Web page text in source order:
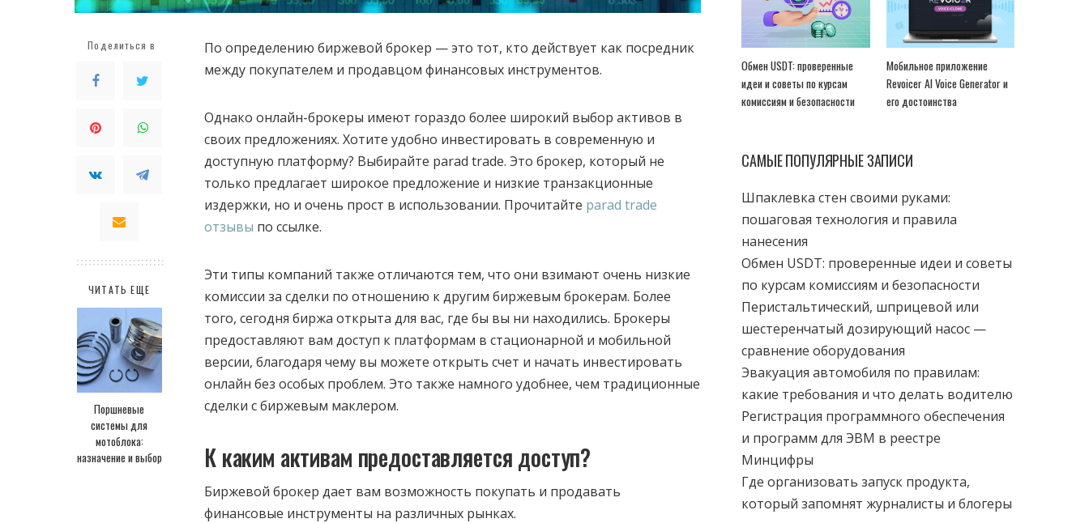
Поделиться в
ЧИТАТЬ ЕЩЕ
Поршневые
системы для
мотоблока:
назначение и выбор
По определению биржевой брокер — это тот, кто действует как посредник
между покупателем и продавцом финансовых инструментов.
Однако онлайн-брокеры имеют гораздо более широкий выбор активов в
своих предложениях. Хотите удобно инвестировать в современную и
доступную платформу? Выбирайте parad trade. Это брокер, который не
только предлагает широкое предложение и низкие транзакционные
издержки, но и очень прост в использовании. Прочитайте parad trade
отзывы по ссылке.
Эти типы компаний также отличаются тем, что они взимают очень низкие
комиссии за сделки по отношению к другим биржевым брокерам. Более
того, сегодня биржа открыта для вас, где бы вы ни находились. Брокеры
предоставляют вам доступ к платформам в стационарной и мобильной
версии, благодаря чему вы можете открыть счет и начать инвестировать
онлайн без особых проблем. Это также намного удобнее, чем традиционные
сделки с биржевым маклером.
К каким активам предоставляется доступ?
Биржевой брокер дает вам возможность покупать и продавать
финансовые инструменты на различных рынках.
Обмен USDT: проверенные
идеи и советы по курсам
комиссиям и безопасности
Мобильное приложение
Revoicer AI Voice Generator и
его достоинства
САМЫЕ ПОПУЛЯРНЫЕ ЗАПИСИ
Шпаклевка стен своими руками:
пошаговая технология и правила
нанесения
Обмен USDT: проверенные идеи и советы
по курсам комиссиям и безопасности
Перистальтический, шприцевой или
шестеренчатый дозирующий насос —
сравнение оборудования
Эвакуация автомобиля по правилам:
какие требования и что делать водителю
Регистрация программного обеспечения
и программ для ЭВМ в реестре
Минцифры
Где организовать запуск продукта,
который запомнят журналисты и блогеры